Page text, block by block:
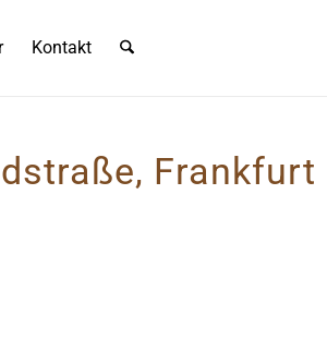
Kontakt
Frankfurt